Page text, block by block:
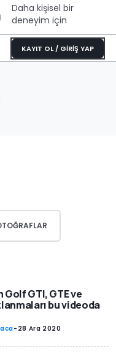
Daha kişisel bir
deneyim için
KAYIT OL / GİRİŞ YAP
Golf GTI, GTE ve
bu videoda
- 28 Ara 2020